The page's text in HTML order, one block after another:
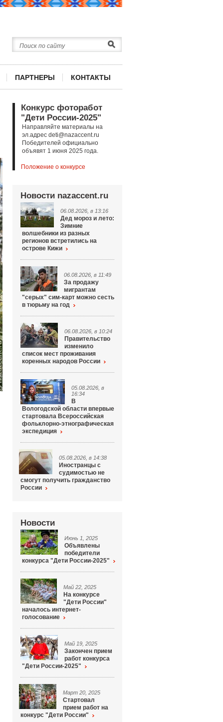
ПАРТНЕРЫ КОНТАКТЫ
Конкурс фоторабот
"Дети России-2025"
Направляйте материалы на
эл.адрес deti@nazaccent.ru
Победителей официально
объявят 1 июня 2025 года.
Положение о конкурсе
Новости nazaccent.ru
06.08.2026, в 13:16
Дед мороз и лето:
Зимние
волшебники из разных
регионов встретились на
острове Кижи
06.08.2026, в 11:49
За продажу
мигрантам
"серых" сим-карт можно сесть
в тюрьму на год
06.08.2026, в 10:24
Правительство
изменило
список мест проживания
коренных народов России
05.08.2026, в
16:34
В
Вологодской области впервые
стартовала Всероссийская
фольклорно-этнографическая
экспедиция
05.08.2026, в 14:38
Иностранцы с
судимостью не
смогут получить гражданство
России
Новости
Июнь 1, 2025
Объявлены
победители
конкурса "Дети России-2025"
Май 22, 2025
На конкурсе
"Дети России"
началось интернет-
голосование
Май 19, 2025
Закончен прием
работ конкурса
"Дети России-2025"
Март 20, 2025
Стартовал
прием работ на
конкурс "Дети России"